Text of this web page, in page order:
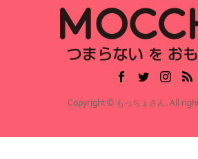
Copyright © もっちょさん. All